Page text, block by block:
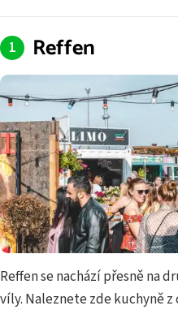
Reffen
Reffen se nachází přesně na
víly. Naleznete zde kuchyně